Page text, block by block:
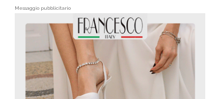
Messaggio pubblicitario